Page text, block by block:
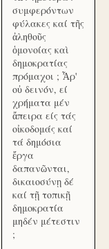
συμφερόντων
φύλακες καί τῆς
ἀληθοῦς
ὁμονοίας καὶ
δημοκρατίας
πρόμαχοι ; Ἆρ'
οὐ δεινόν, εί
χρήματα μέν
ἄπειρα είς τάς
οἰκοδομάς καί
τά δημόσια
ἔργα
δαπανῶνται,
δικαιοσύνῃ δέ
καί τῇ τοπικῇ
δημοκρατία
μηδέν μέτεστιν
;